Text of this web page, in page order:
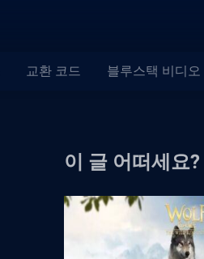
교환 코드 블루스택 비디오
이 글 어떠세요?